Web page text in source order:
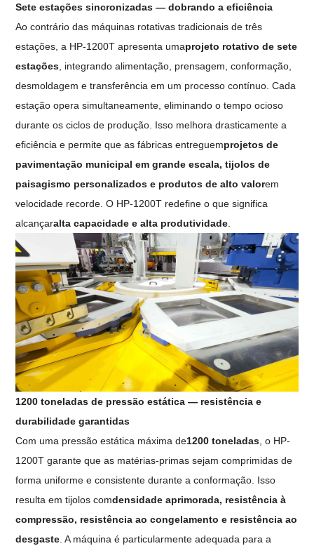
Sete estações sincronizadas — dobrando a eficiência
Ao contrário das máquinas rotativas tradicionais de três
estações, a HP-1200T apresenta umaprojeto rotativo de sete
estações , integrando alimentação, prensagem, conformação,
desmoldagem e transferência em um processo contínuo. Cada
estação opera simultaneamente, eliminando o tempo ocioso
durante os ciclos de produção. Isso melhora drasticamente a
eficiência e permite que as fábricas entreguemprojetos de
pavimentação municipal em grande escala, tijolos de
paisagismo personalizados e produtos de alto valorem
velocidade recorde. O HP-1200T redefine o que significa
alcançaralta capacidade e alta produtividade
1200 toneladas de pressão estática — resistência e
durabilidade garantidas
Com uma pressão estática máxima de1200 toneladas, o HP-
1200T garante que as matérias-primas sejam comprimidas de
forma uniforme e consistente durante a conformação. Isso
resulta em tijolos comdensidade aprimorada, resistência à
compressão, resistência ao congelamento e resistência ao
desgaste. A máquina é particularmente adequada para a